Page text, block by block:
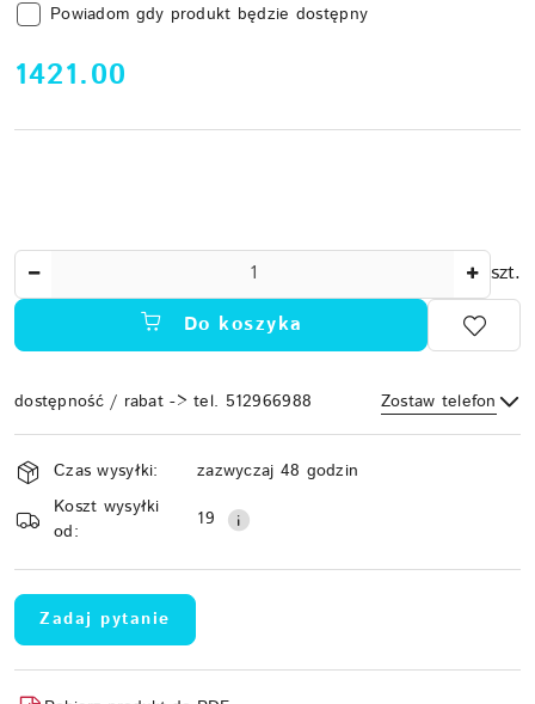
Powiadom gdy produkt będzie dostępny
cena:
1421.00
szt.
Do koszyka
dostępność / rabat -> tel. 512966988 Zostaw telefon
Wyślij
Dostępność
i
dostawa
Czas wysyłki:
zazwyczaj 48 godzin
Koszt wysyłki
od:
19
Zadaj pytanie